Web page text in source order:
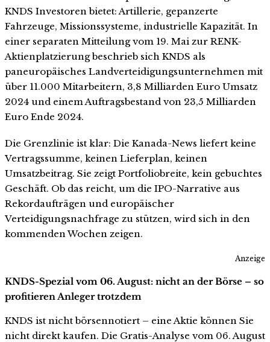
KNDS Investoren bietet: Artillerie, gepanzerte
Fahrzeuge, Missionssysteme, industrielle Kapazität. In
einer separaten Mitteilung vom 19. Mai zur RENK-
Aktienplatzierung beschrieb sich KNDS als
paneuropäisches Landverteidigungsunternehmen mit
über 11.000 Mitarbeitern, 3,8 Milliarden Euro Umsatz
2024 und einem Auftragsbestand von 23,5 Milliarden
Euro Ende 2024.
Die Grenzlinie ist klar: Die Kanada-News liefert keine
Vertragssumme, keinen Lieferplan, keinen
Umsatzbeitrag. Sie zeigt Portfoliobreite, kein gebuchtes
Geschäft. Ob das reicht, um die IPO-Narrative aus
Rekordaufträgen und europäischer
Verteidigungsnachfrage zu stützen, wird sich in den
kommenden Wochen zeigen.
Anzeige
KNDS-Spezial vom 06. August: nicht an der Börse – so
profitieren Anleger trotzdem
KNDS ist nicht börsennotiert – eine Aktie können Sie
nicht direkt kaufen. Die Gratis-Analyse vom 06. August